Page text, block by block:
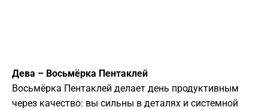
Дева – Восьмёрка Пентаклей
Восьмёрка Пентаклей делает день продуктивным
через качество: вы сильны в деталях и системной